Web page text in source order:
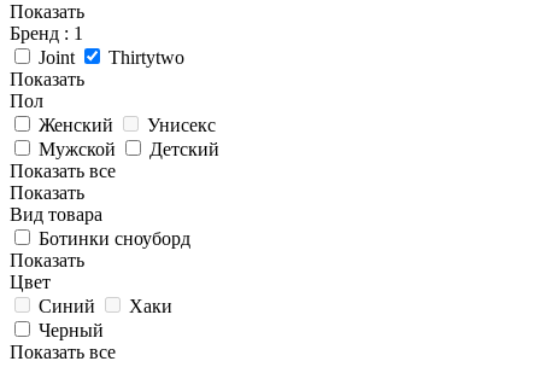
Показать
Бренд : 1
Joint
Thirtytwo
Показать
Пол
Женский
Унисекс
Мужской
Детский
Показать все
Показать
Вид товара
Ботинки сноуборд
Показать
Цвет
Синий
Хаки
Черный
Показать все